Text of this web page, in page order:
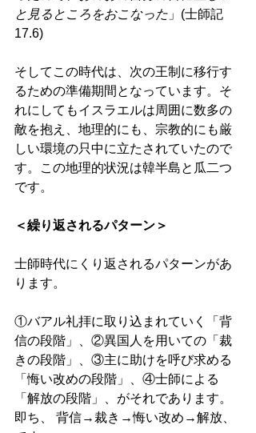
と見るところをおこなった 」(士師記
17.6)
そしてこの時代は、次の王制に移行す
るための準備期間となっています。そ
れにしてもイスラエルは周囲に数多の
敵を抱え、地理的にも、宗教的にも厳
しい環境の只中に立たされていたので
す。この地理的状況は韓半島と瓜二つ
です。
＜繰り返されるパターン＞
士師時代にくり返されるパターンがあ
ります。
①バアル礼拝に取り込まれていく「背
信の段階」、②異国人を用いての「裁
きの段階」、③主に助けを呼び求める
「悔い改めの段階」、④士師による
「解放の段階」、がそれであります。
即ち、 背信→裁き→悔い改め→解放、